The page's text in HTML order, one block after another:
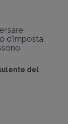
d'imposta
del